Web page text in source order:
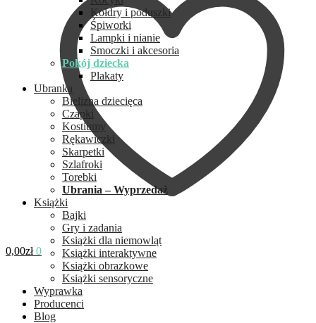
0,00zł 0
Kołdry i poduszki
Śpiworki
Lampki i nianie
Smoczki i akcesoria
Pokój dziecka
Plakaty
Ubranka
Bielizna dziecięca
Czapki
Kostiumy
Rękawiczki
Skarpetki
Szlafroki
Torebki
Ubrania – Wyprzedaż
Książki
Bajki
Gry i zadania
Książki dla niemowląt
Książki interaktywne
Książki obrazkowe
Książki sensoryczne
Wyprawka
Producenci
Blog